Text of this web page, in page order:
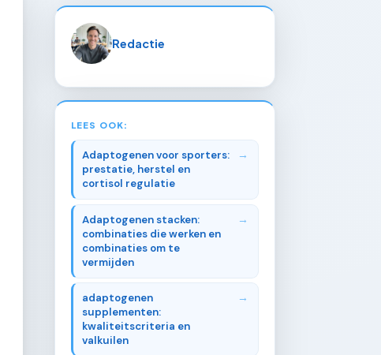
Redactie
LEES OOK:
Adaptogenen voor sporters:
prestatie, herstel en
cortisol regulatie
Adaptogenen stacken:
combinaties die werken en
combinaties om te
vermijden
adaptogenen
supplementen:
kwaliteitscriteria en
valkuilen